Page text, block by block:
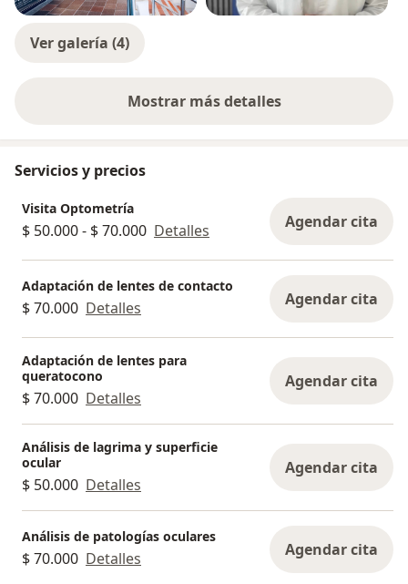
Ver galería (4)
Mostrar más detalles
sobre la experiencia
Servicios y precios
Visita Optometría
$ 50.000 - $ 70.000 Detalles Agendar cita
Adaptación de lentes de contacto
$ 70.000 Detalles Agendar cita
Adaptación de lentes para
queratocono
$ 70.000 Detalles
Agendar cita
Análisis de lagrima y superficie
ocular
$ 50.000 Detalles
Agendar cita
Análisis de patologías oculares
$ 70.000 Detalles Agendar cita